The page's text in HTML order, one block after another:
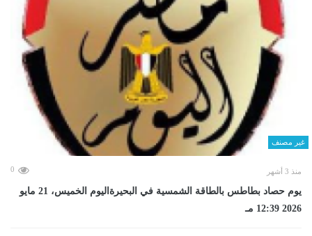
غير مصنف
منذ 3 أشهر 0
يوم حصاد بطاطس بالطاقة الشمسية في البحيرةاليوم الخميس، 21 مايو
2026 12:39 مـ